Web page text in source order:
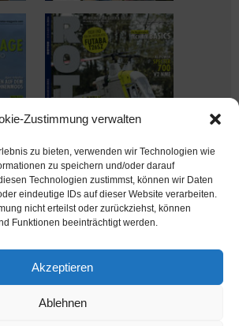
Zustimmung verwalten
zu bieten, verwenden wir Technologien wie
zu speichern und/oder darauf
Technologien zustimmst, können wir Daten
eindeutige IDs auf dieser Website verarbeiten.
nicht erteilst oder zurückziehst, können
Funktionen beeinträchtigt werden.
Akzeptieren
Ablehnen
Problem – einfach nachbestellen im